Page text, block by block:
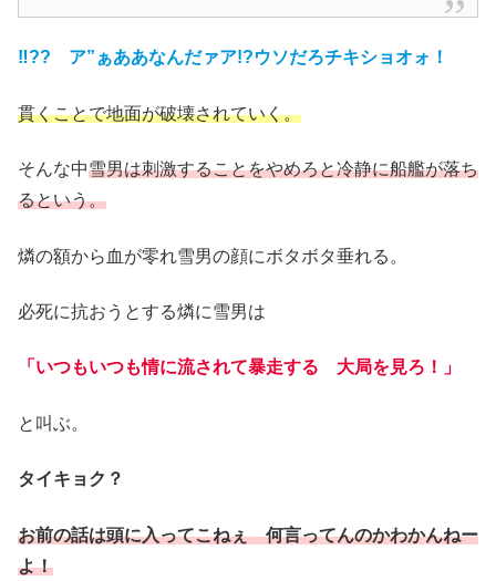
‼?? ア”ぁああなんだァア!?ウソだろチキショオォ！
貫くことで地面が破壊されていく。
そんな中雪男は刺激することをやめろと冷静に船艦が落ち
るという。
燐の額から血が零れ雪男の顔にボタボタ垂れる。
必死に抗おうとする燐に雪男は
「いつもいつも情に流されて暴走する 大局を見ろ！」
と叫ぶ。
タイキョク？
お前の話は頭に入ってこねぇ 何言ってんのかわかんねー
よ！